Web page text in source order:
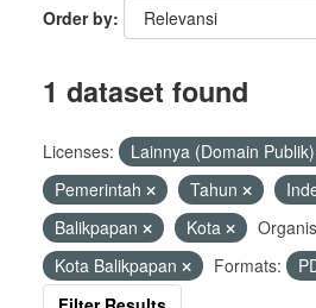
Order by
1 dataset found
Licenses: Lainnya (Domain Publik)
Pemerintah
Tahun
Balikpapan
Kota
Kota Balikpapan
Formats: